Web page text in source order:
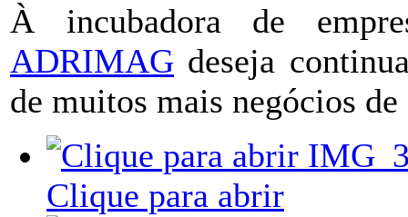
À incubadora de
ADRIMAG deseja
de muitos mais negócios de
Clique para abrir